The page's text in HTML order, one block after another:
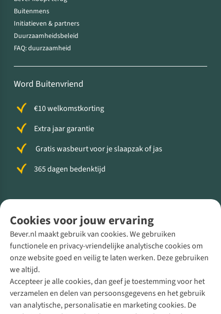
Cookies voor jouw ervaring
Bever.nl maakt gebruik van cookies. We gebruiken
functionele en privacy-vriendelijke analytische cookies om
onze website goed en veilig te laten werken. Deze gebruiken
we altijd.
Accepteer je alle cookies, dan geef je toestemming voor het
verzamelen en delen van persoonsgegevens en het gebruik
van analytische, personalisatie en marketing cookies. De
Buitenmens
Initiatieven & partners
Duurzaamheidsbeleid
FAQ: duurzaamheid
Word Buitenvriend
€10 welkomstkorting
Extra jaar garantie
Gratis wasbeurt voor je slaapzak of jas
365 dagen bedenktijd
Direct advies van een Buitenexpert
+31 (0)85 888 50 88
+31 6 12 28 49 80